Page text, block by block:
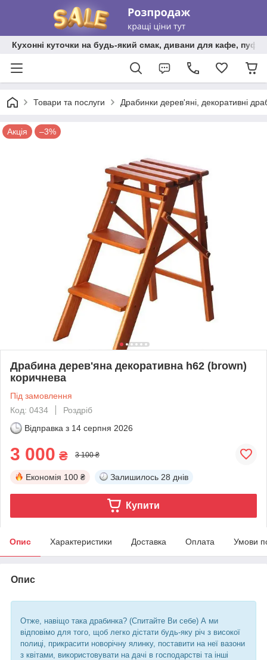
Кухонні куточки на будь-який смак, дивани для кафе,
Товари та послуги Драбинки дерев'яні, декоративні
Акція –3%
Драбина дерев'яна декоративна h62 (brown)
коричнева
Під замовлення
Код: 0434
Роздріб
Відправка з 14 серпня 2026
3 000 ₴ 3 100 ₴
Економія 100 ₴ Залишилось 28 днів
Купити
Опис Характеристики Доставка Оплата Умови
Опис
Отже, навіщо така драбинка? (Спитайте Ви себе) А ми
відповімо для того, щоб легко дістати будь-яку річ з високої
полиці, прикрасити новорічну ялинку, поставити на неї вазони
з квітами, використовувати на дачі в господарстві та інші